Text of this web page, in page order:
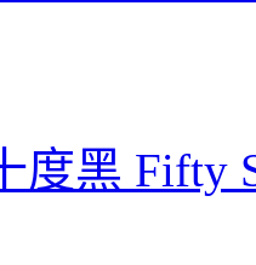
度黑 Fifty